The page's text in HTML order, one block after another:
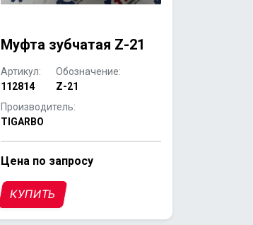
Муфта зубчатая Z-21
Артикул:
112814
Обозначение:
Z-21
Производитель:
TIGARBO
Цена по запросу
КУПИТЬ